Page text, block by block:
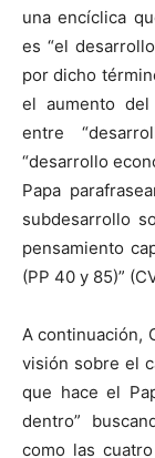
una encíclica
es “el
por dicho
el aumento del
entre
“desarrollo
Papa
subdesarrollo
pensamiento
(PP 40 y 85)”
A continuación,
visión sobre el
que hace el
dentro”
como las